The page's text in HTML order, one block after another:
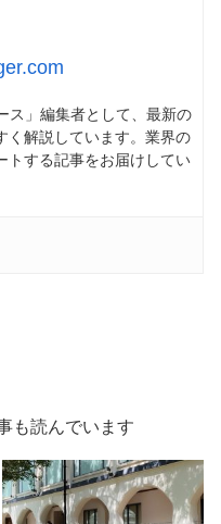
ス」編集者として、最新の
く解説しています。業界の
トする記事をお届けしてい
も読んでいます